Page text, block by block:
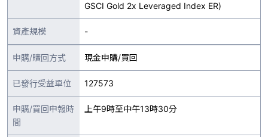
GSCI Gold 2x Leveraged Index ER)
資產規模 -
申購/贖回方式 現金申購/買回
已發行受益單位 127573
申購/買回申報時
間
上午9時至中午13時30分